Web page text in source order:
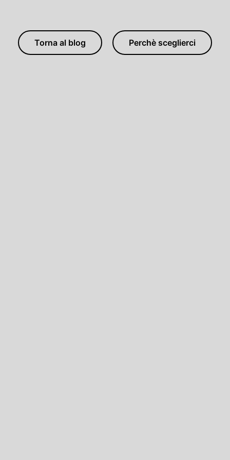
Torna al blog Perchè sceglierci